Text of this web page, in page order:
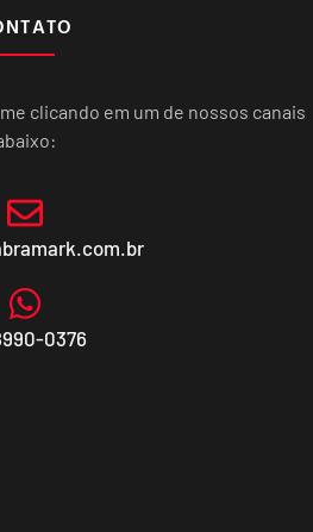
clicando em um de nossos canais
0376